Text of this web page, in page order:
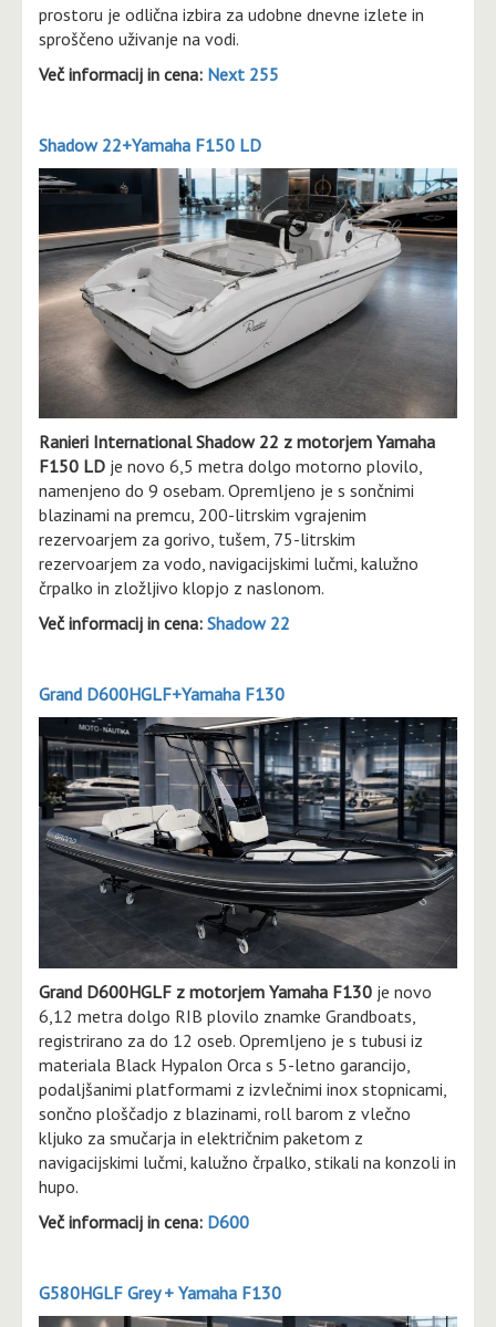
prostoru je odlična izbira za udobne dnevne izlete in
sproščeno uživanje na vodi.
Več informacij in cena: Next 255
Shadow 22+Yamaha F150 LD
Ranieri International Shadow 22 z motorjem Yamaha
F150 LD je novo 6,5 metra dolgo motorno plovilo,
namenjeno do 9 osebam. Opremljeno je s sončnimi
blazinami na premcu, 200-litrskim vgrajenim
rezervoarjem za gorivo, tušem, 75-litrskim
rezervoarjem za vodo, navigacijskimi lučmi, kalužno
črpalko in zložljivo klopjo z naslonom.
Več informacij in cena: Shadow 22
Grand D600HGLF+Yamaha F130
Grand D600HGLF z motorjem Yamaha F130 je novo
6,12 metra dolgo RIB plovilo znamke Grandboats,
registrirano za do 12 oseb. Opremljeno je s tubusi iz
materiala Black Hypalon Orca s 5-letno garancijo,
podaljšanimi platformami z izvlečnimi inox stopnicami,
sončno ploščadjo z blazinami, roll barom z vlečno
kljuko za smučarja in električnim paketom z
navigacijskimi lučmi, kalužno črpalko, stikali na konzoli in
hupo.
Več informacij in cena: D600
G580HGLF Grey + Yamaha F130